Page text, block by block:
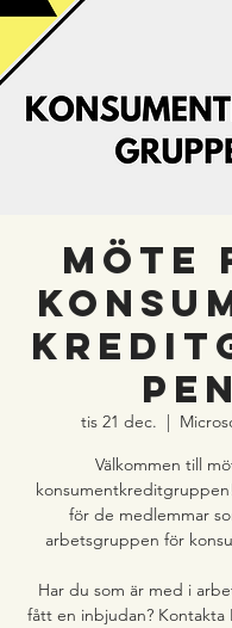
Möte
pen
tis 21 dec.
  |
Välkommen till
för de medlemmar
arbetsgruppen för
Har du som är med i
fått en inbjudan? Kontakta